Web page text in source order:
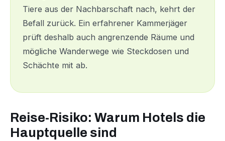
Tiere aus der Nachbarschaft nach, kehrt der
Befall zurück. Ein erfahrener Kammerjäger
prüft deshalb auch angrenzende Räume und
mögliche Wanderwege wie Steckdosen und
Schächte mit ab.
Reise-Risiko: Warum Hotels die
Hauptquelle sind